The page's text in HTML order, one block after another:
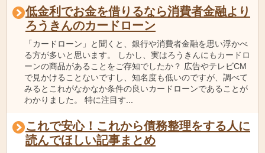
低金利でお金を借りるなら消費者金融より
ろうきんのカードローン
「カードローン」と聞くと、銀行や消費者金融を思い浮かべ
る方が多いと思います。 しかし、実はろうきんにもカードロ
ーンの商品があることをご存知でしたか？ 広告やテレビCM
で見かけることないですし、知名度も低いのですが、調べて
みるとこれがなかなか条件の良いカードローンであることが
わかりました。 特に注目す...
これで安心！これから債務整理をする人に
読んでほしい記事まとめ